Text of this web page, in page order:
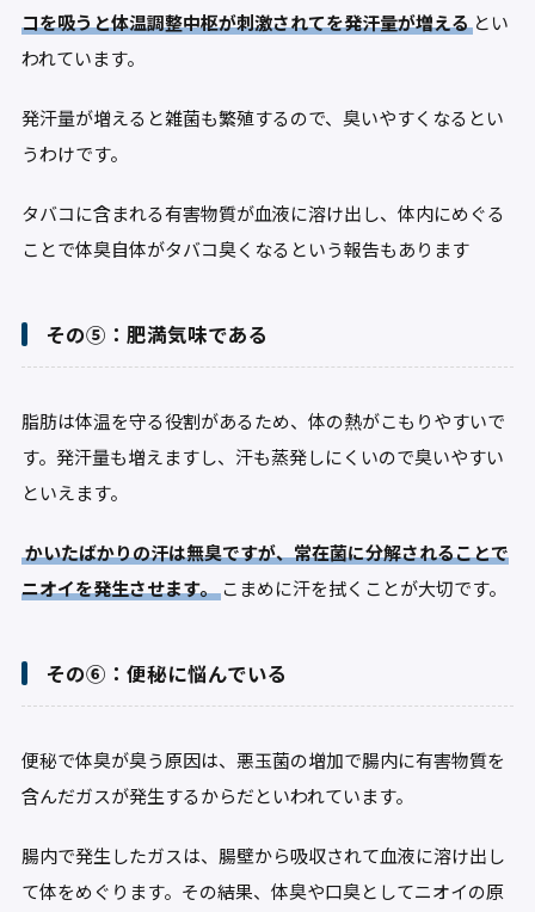
コを吸うと体温調整中枢が刺激されてを発汗量が増えるとい
われています。
発汗量が増えると雑菌も繁殖するので、臭いやすくなるとい
うわけです。
タバコに含まれる有害物質が血液に溶け出し、体内にめぐる
ことで体臭自体がタバコ臭くなるという報告もあります
その⑤：肥満気味である
脂肪は体温を守る役割があるため、体の熱がこもりやすいで
す。発汗量も増えますし、汗も蒸発しにくいので臭いやすい
といえます。
かいたばかりの汗は無臭ですが、常在菌に分解されることで
ニオイを発生させます。こまめに汗を拭くことが大切です。
その⑥：便秘に悩んでいる
便秘で体臭が臭う原因は、悪玉菌の増加で腸内に有害物質を
含んだガスが発生するからだといわれています。
腸内で発生したガスは、腸壁から吸収されて血液に溶け出し
て体をめぐります。その結果、体臭や口臭としてニオイの原